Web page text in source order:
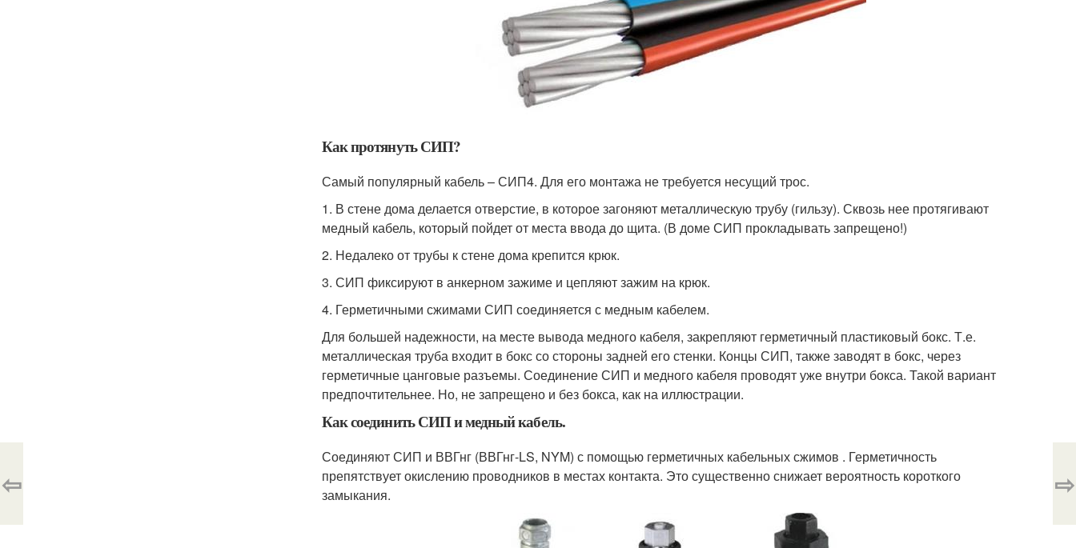
Как протянуть СИП?
Самый популярный кабель – СИП4. Для его монтажа не требуется несущий трос.
1. В стене дома делается отверстие, в которое загоняют металлическую трубу (гильзу). Сквозь нее протягивают
медный кабель, который пойдет от места ввода до щита. (В доме СИП прокладывать запрещено!)
2. Недалеко от трубы к стене дома крепится крюк.
3. СИП фиксируют в анкерном зажиме и цепляют зажим на крюк.
4. Герметичными сжимами СИП соединяется с медным кабелем.
Для большей надежности, на месте вывода медного кабеля, закрепляют герметичный пластиковый бокс. Т.е.
металлическая труба входит в бокс со стороны задней его стенки. Концы СИП, также заводят в бокс, через
герметичные цанговые разъемы. Соединение СИП и медного кабеля проводят уже внутри бокса. Такой вариант
предпочтительнее. Но, не запрещено и без бокса, как на иллюстрации.
Как соединить СИП и медный кабель.
Соединяют СИП и ВВГнг (ВВГнг-LS, NYM) с помощью герметичных кабельных сжимов . Герметичность
препятствует окислению проводников в местах контакта. Это существенно снижает вероятность короткого
замыкания.
⇦ ⇨